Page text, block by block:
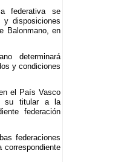
federativa se
y disposiciones
Balonmano, en
determinará
y condiciones
el País Vasco
su titular a la
federación
federaciones
correspondiente